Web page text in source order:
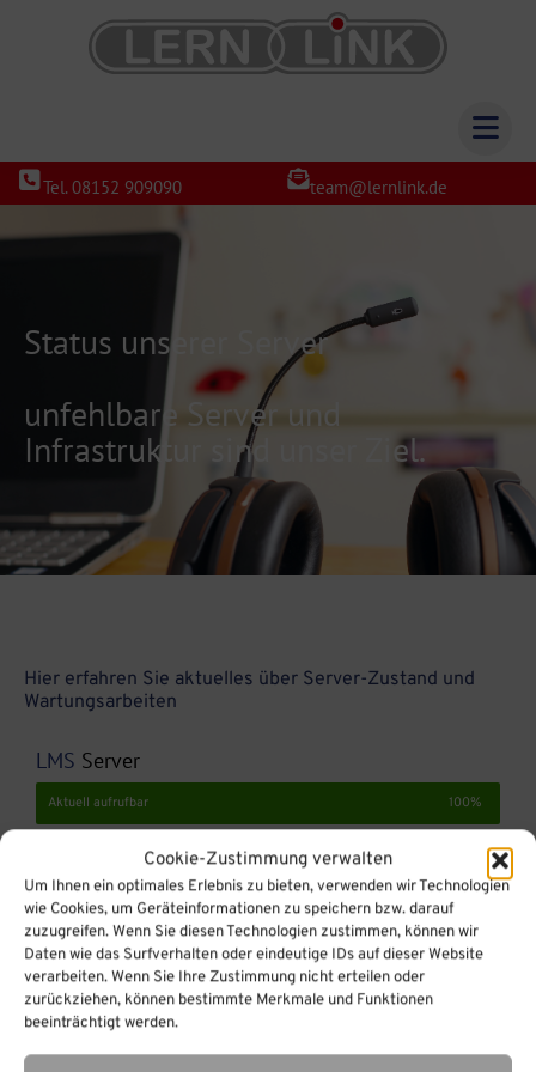
Cookie-Zustimmung verwalten
Um Ihnen ein optimales Erlebnis zu bieten, verwenden wir Technologien
wie Cookies, um Geräteinformationen zu speichern bzw. darauf
zuzugreifen. Wenn Sie diesen Technologien zustimmen, können wir
Daten wie das Surfverhalten oder eindeutige IDs auf dieser Website
verarbeiten. Wenn Sie Ihre Zustimmung nicht erteilen oder
zurückziehen, können bestimmte Merkmale und Funktionen
beeinträchtigt werden.
Tel. 08152 909090 team@lernlink.de
Status unserer Server
unfehlbare Server und
Infrastruktur sind unser Ziel.
Hier erfahren Sie aktuelles über Server-Zustand und
Wartungsarbeiten
LMS Server
Aktuell aufrufbar 100%
Conference-Server und Server-Pools
Aktuell aufrufbar 100%
Conference-Pool
Aktuell aufrufbar